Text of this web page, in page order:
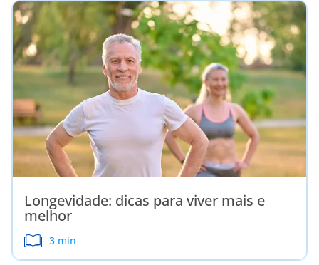
Longevidade: dicas para viver mais e
melhor
3 min